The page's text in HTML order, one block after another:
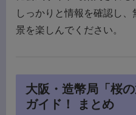
しっかりと情報を確認し
景を楽しんでください。
大阪・造幣局「桜
ガイド！ まとめ